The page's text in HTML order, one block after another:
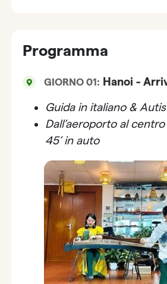
Programma
GIORNO 01: Hanoi -
Guida in italiano &
Dall’aeroporto al
45’ in auto